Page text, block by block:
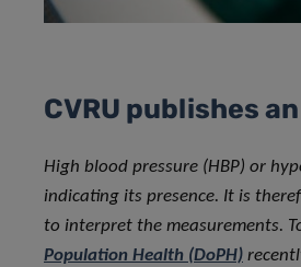
CVRU publishes
High blood pressure (HBP) or
indicating its presence. It is
to interpret the measurements.
Population Health (DoPH)